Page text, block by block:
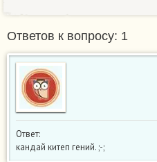
Ответов к вопросу: 1
Ответ:
кандай китеп гений. ;-;